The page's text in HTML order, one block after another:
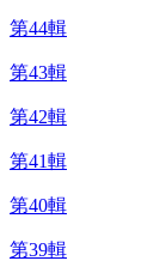
第44輯
第43輯
第42輯
第41輯
第40輯
第39輯